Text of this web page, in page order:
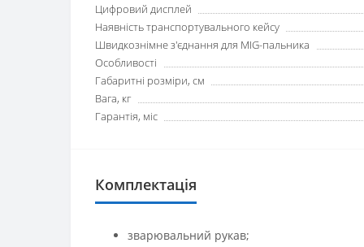
Цифровий дисплей
Наявність транспортувального кейсу
Швидкознімне з'єднання для MIG-пальника
Особливості
Габаритні розміри, см
Вага, кг
Гарантія, міс
Комплектація
зварювальний рукав;